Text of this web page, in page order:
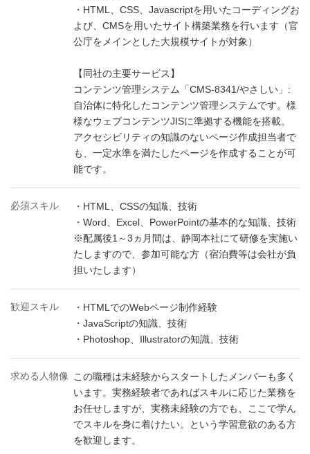
・HTML、CSS、Javascriptを用いたコーディングお
よび、CMSを用いたサイト構築業務を行います（官
公庁をメインとした大規模サイトが対象）
【同社の主要サービス】
コンテンツ管理システム「CMS-8341/やさしい」:
自治体に特化したコンテンツ管理システムです。様
様なウェブコンテンツJISに準拠する機能を搭載。
アクセシビリティの知識のないページ作成担当者で
も、一定水準を満たしたページを作成することが可
能です。
必須スキル
・HTML、CSSの知識、技術
・Word、Excel、PowerPointの基本的な知識、技術
※配属後1～3ヵ月間は、静岡本社にて研修を実施い
たしますので、参加可能な方（宿泊費等は会社が負
担いたします）
歓迎スキル
・HTMLでのWebページ制作経験
・JavaScriptの知識、技術
・Photoshop、Illustratorの知識、技術
求める人物像
この職種は未経験からスタートしたメンバーも多く
います。実務経験者であればスキルに応じた業務を
お任せしますが、実務未経験の方でも、ここで学ん
でスキルを身に着けたい。という学習意欲のある方
を歓迎します。